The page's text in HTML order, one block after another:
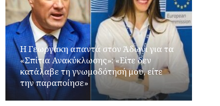
Η Γεωργάκη απαντά στον Άδωνι για τα
«Σπίτια Ανακύκλωσης»: «Είτε δεν
κατάλαβε τη γνωμοδότησή μου, είτε
την παραποίησε»